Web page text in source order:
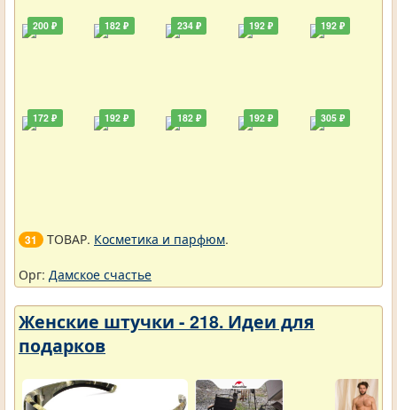
200 ₽
172 ₽
182 ₽
192 ₽
234 ₽
182 ₽
192 ₽
192 ₽
192 ₽
305 ₽
31 ТОВАР. Косметика и парфюм.
Орг: Дамское счастье
Женские штучки - 218. Идеи для
подарков